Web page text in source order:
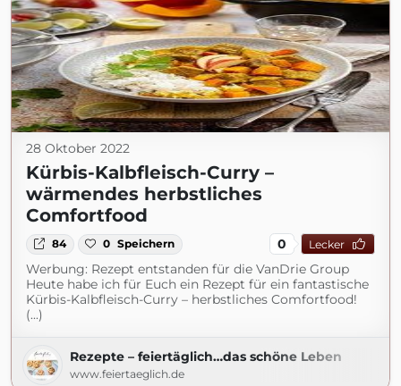
28 Oktober 2022
Kürbis-Kalbfleisch-Curry –
wärmendes herbstliches
Comfortfood
84 0 Speichern 0 Lecker
Werbung: Rezept entstanden für die VanDrie Group
Heute habe ich für Euch ein Rezept für ein fantastische
Kürbis-Kalbfleisch-Curry – herbstliches Comfortfood!
(...)
Rezepte – feiertäglich…das schöne Leben
www.feiertaeglich.de